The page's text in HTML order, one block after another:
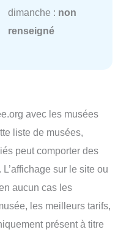
dimanche : non
renseigné
avec les musées
liste de musées,
peut comporter des
sur le site ou
aucun cas les
les meilleurs tarifs,
présent à titre